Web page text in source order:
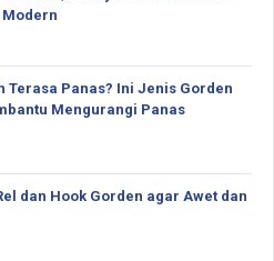
Modern
Terasa Panas? Ini Jenis Gorden
Mengurangi Panas
dan Hook Gorden agar Awet dan